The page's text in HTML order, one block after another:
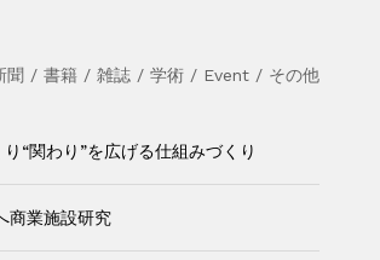
聞 / 書籍 / 雑誌 / 学術 / Event / その他
“関わり”を広げる仕組みづくり
商業施設研究